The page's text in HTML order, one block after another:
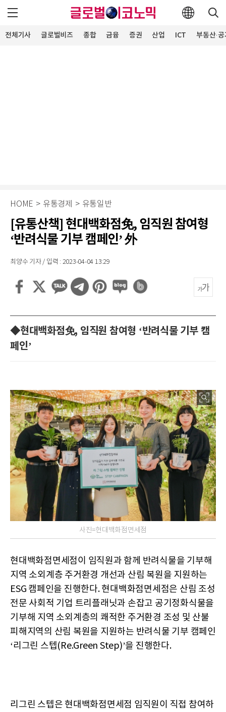
전체기사 글로벌비즈 종합 금융 증권 산업 ICT 부동산·
HOME > 유통경제 > 유통일반
[유통산책] 현대백화점免, 임직원 참여형
‘반려식물 기부 캠페인’ 外
최양수 기자 / 입력 : 2023-04-04 13:29
◆현대백화점免, 임직원 참여형 ‘반려식물 기부 캠
페인’
사진=현대백화점면세점
현대백화점면세점이 임직원과 함께 반려식물을 기부해
지역 소외계층 주거환경 개선과 산림 복원을 지원하는
ESG 캠페인을 진행한다. 현대백화점면세점은 산림 조성
전문 사회적 기업 트리플래닛과 손잡고 공기정화식물을
기부해 지역 소외계층의 쾌적한 주거환경 조성 및 산불
피해지역의 산림 복원을 지원하는 반려식물 기부 캠페인
‘리그린 스텝(Re.Green Step)’을 진행한다.
리그린 스텝은 현대백화점면세점 임직원이 직접 참여하